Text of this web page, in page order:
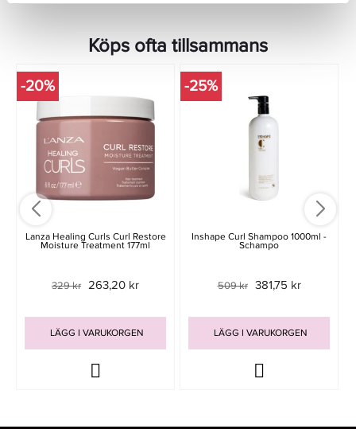
Köps ofta tillsammans
-20%
Lanza Healing Curls Curl Restore
Moisture Treatment 177ml
329 kr 263,20 kr
LÄGG I VARUKORGEN
-25%
Inshape Curl Shampoo 1000ml -
Schampo
509 kr 381,75 kr
LÄGG I VARUKORGEN